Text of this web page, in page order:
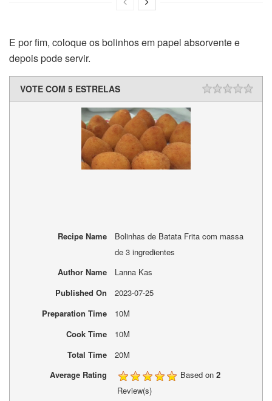
E por fim, coloque os bolinhos em papel absorvente e
depois pode servir.
VOTE COM 5 ESTRELAS
Recipe Name
Bolinhas de Batata Frita com massa
de 3 ingredientes
Author Name
Lanna Kas
Published On
2023-07-25
Preparation Time
10M
Cook Time
10M
Total Time
20M
Average Rating
Based on 2
Review(s)